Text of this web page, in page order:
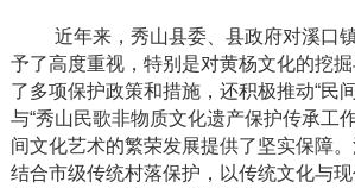
近年来，秀山县委、县政府对溪口
予了高度重视，特别是对黄杨文化的挖
了多项保护政策和措施，还积极推动“民
与“秀山民歌非物质文化遗产保护传承工
间文化艺术的繁荣发展提供了坚实保障。
结合市级传统村落保护，以传统文化与